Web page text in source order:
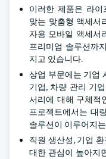
이러한 제품은 라
맞는 맞춤형 액세서
자용 모바일 액세서
프리미엄 솔루션까
지고 있습니다.
상업 부문에는 기업
기업, 차량 관리 기
서리에 대해 구체적
프로젝트에서는 대
솔루션이 이루어지
직원 생산성, 기업
대한 관심이 높아지